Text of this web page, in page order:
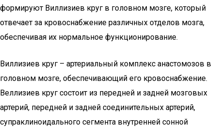
формируют Виллизиев круг в головном мозге, который
отвечает за кровоснабжение различных отделов мозга,
обеспечивая их нормальное функционирование.
Виллизиев круг – артериальный комплекс анастомозов в
головном мозге, обеспечивающий его кровоснабжение.
Веллизиев круг состоит из передней и задней мозговых
артерий, передней и задней соединительных артерий,
супраклиноидального сегмента внутренней сонной